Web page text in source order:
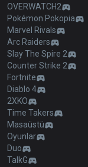
OVERWATCH2
Pokémon Pokopia
Marvel Rivals
Arc Raiders
Slay The Spire 2
Counter Strike 2
Fortnite
Diablo 4
2XKO
Time Takers
Masaüstü
Oyunlar
Duo
TalkG